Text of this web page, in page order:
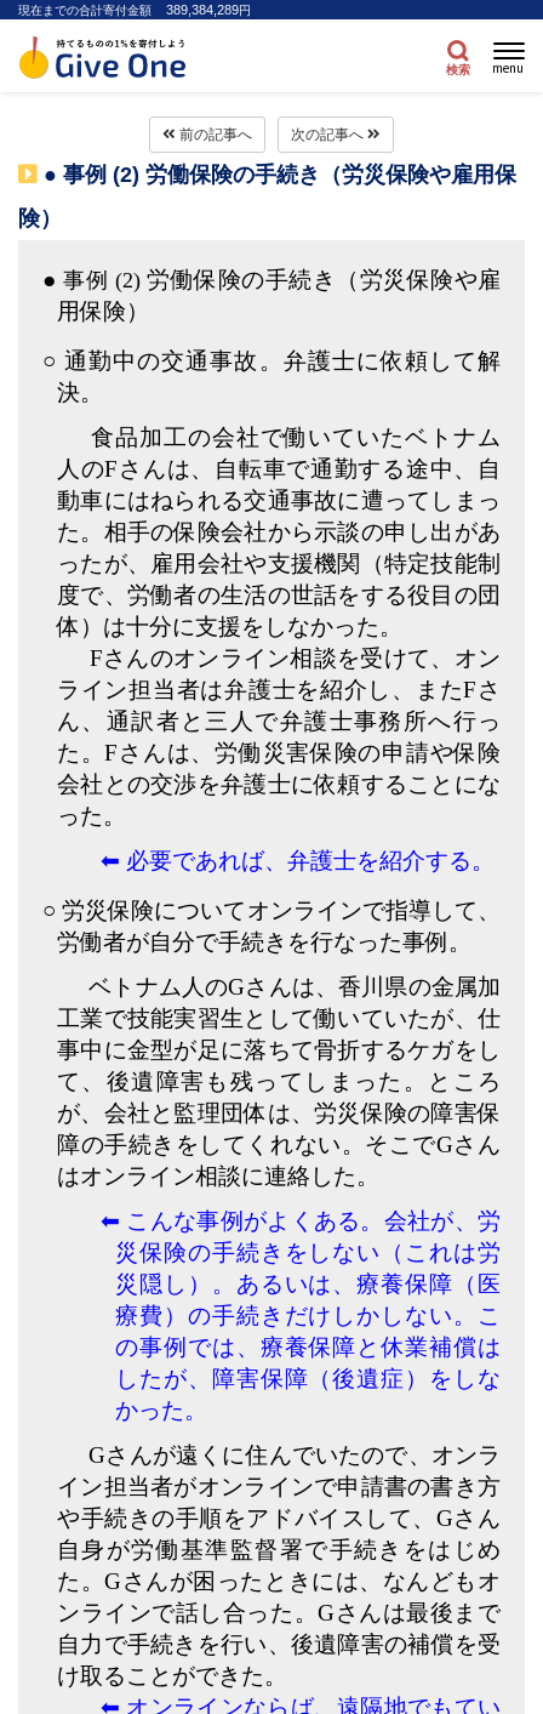
現在までの合計寄付金額 389,384,289円
検索 menu
前の記事へ 次の記事へ
● 事例 (2) 労働保険の手続き（労災保険や雇用保
険）
● 事例 (2) 労働保険の手続き（労災保険や雇
用保険）
○ 通勤中の交通事故。弁護士に依頼して解
決。
食品加工の会社で働いていたベトナム
人のFさんは、自転車で通勤する途中、自
動車にはねられる交通事故に遭ってしまっ
た。相手の保険会社から示談の申し出があ
ったが、雇用会社や支援機関（特定技能制
度で、労働者の生活の世話をする役目の団
体）は十分に支援をしなかった。
Fさんのオンライン相談を受けて、オン
ライン担当者は弁護士を紹介し、またFさ
ん、通訳者と三人で弁護士事務所へ行っ
た。Fさんは、労働災害保険の申請や保険
会社との交渉を弁護士に依頼することにな
った。
⬅︎ 必要であれば、弁護士を紹介する。
○ 労災保険についてオンラインで指導して、
労働者が自分で手続きを行なった事例。
ベトナム人のGさんは、香川県の金属加
工業で技能実習生として働いていたが、仕
事中に金型が足に落ちて骨折するケガをし
て、後遺障害も残ってしまった。ところ
が、会社と監理団体は、労災保険の障害保
障の手続きをしてくれない。そこでGさん
はオンライン相談に連絡した。
⬅︎ こんな事例がよくある。会社が、労
災保険の手続きをしない（これは労
災隠し）。あるいは、療養保障（医
療費）の手続きだけしかしない。こ
の事例では、療養保障と休業補償は
したが、障害保障（後遺症）をしな
かった。
Gさんが遠くに住んでいたので、オンラ
イン担当者がオンラインで申請書の書き方
や手続きの手順をアドバイスして、Gさん
自身が労働基準監督署で手続きをはじめ
た。Gさんが困ったときには、なんどもオ
ンラインで話し合った。Gさんは最後まで
自力で手続きを行い、後遺障害の補償を受
け取ることができた。
⬅︎ オンラインならば、遠隔地でもてい